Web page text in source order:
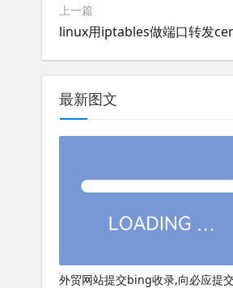
上一篇
linux用iptables做端口转发
最新图文
外贸网站提交bing收录,向必应提